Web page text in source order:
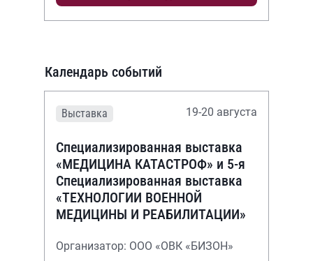
Календарь событий
Выставка 19-20 августа
Специализированная выставка
«МЕДИЦИНА КАТАСТРОФ» и 5-я
Специализированная выставка
«ТЕХНОЛОГИИ ВОЕННОЙ
МЕДИЦИНЫ И РЕАБИЛИТАЦИИ»
Организатор: ООО «ОВК «БИЗОН»